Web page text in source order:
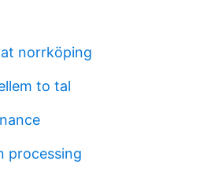
norrköping
to tal
processing